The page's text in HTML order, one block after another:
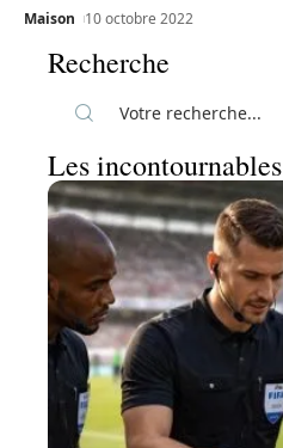
Maison 10 octobre 2022
Recherche
Les incontournables